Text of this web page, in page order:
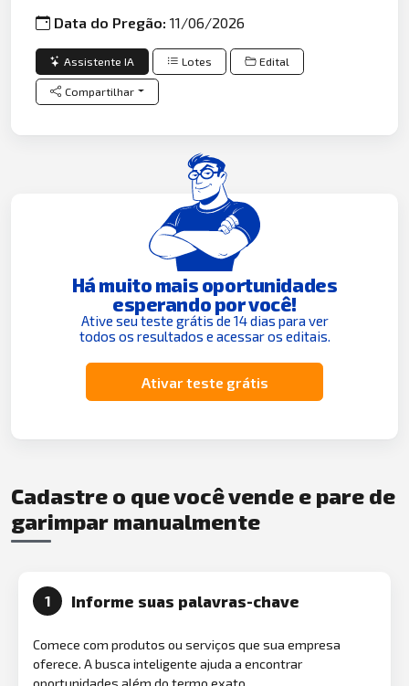
Data do Pregão:11/06/2026
Assistente IA Lotes Edital
Compartilhar
Há muito mais oportunidades
esperando por você!
Ative seu teste grátis de 14 dias para ver
todos os resultados e acessar os editais.
Ativar teste grátis
Cadastre o que você vende e pare de
garimpar manualmente
1 Informe suas palavras-chave
Comece com produtos ou serviços que sua empresa
oferece. A busca inteligente ajuda a encontrar